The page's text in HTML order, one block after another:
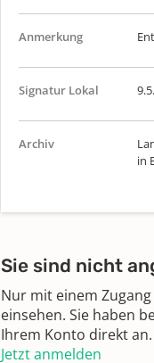
Anmerkung
Signatur Lokal
Archiv
in
Sie sind nicht
Nur mit einem
einsehen. Sie haben
Ihrem Konto direkt an.
Jetzt anmelden